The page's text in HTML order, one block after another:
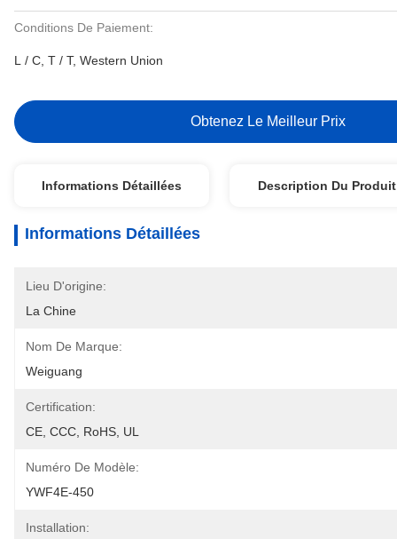
Conditions De Paiement:
L / C, T / T, Western Union
Obtenez Le Meilleur Prix
Informations Détaillées Description Du Produit
Informations Détaillées
Lieu D'origine:
La Chine
Nom De Marque:
Weiguang
Certification:
CE, CCC, RoHS, UL
Numéro De Modèle:
YWF4E-450
Installation: